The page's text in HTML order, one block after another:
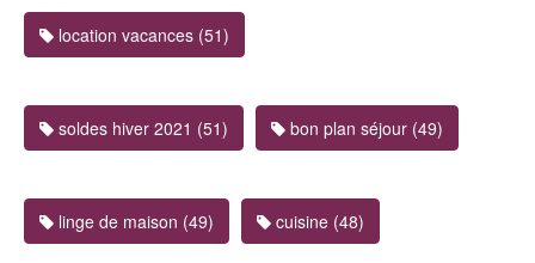
location vacances (51)
soldes hiver 2021 (51) bon plan séjour (49)
linge de maison (49) cuisine (48)